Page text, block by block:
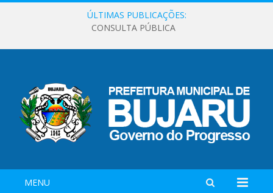
ÚLTIMAS PUBLICAÇÕES:
CONSULTA PÚBLICA
MENU